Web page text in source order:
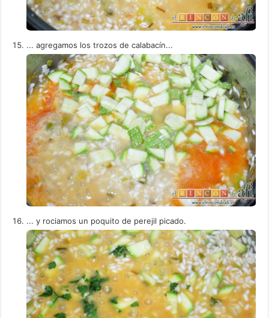
... agregamos los trozos de calabacín...
... y rociamos un poquito de perejil picado.